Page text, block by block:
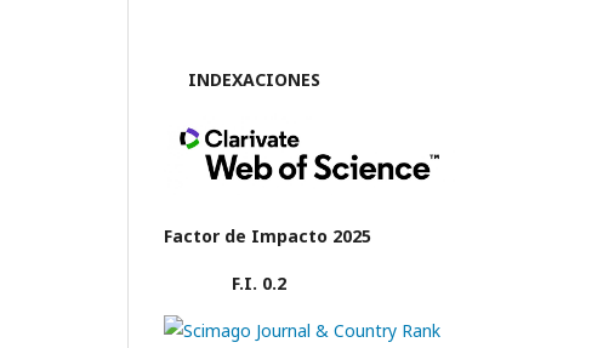
INDEXACIONES
Factor de Impacto 2025
F.I. 0.2